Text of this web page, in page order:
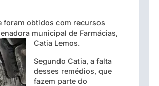
foram obtidos com recursos
municipal de Farmácias,
Catia Lemos.
Segundo Catia, a falta
desses remédios, que
fazem parte do